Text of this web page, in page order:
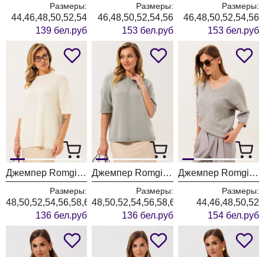
Размеры:
44,46,48,50,52,54
139 бел.руб
Размеры:
46,48,50,52,54,56
153 бел.руб
Размеры:
46,48,50,52,54,56
153 бел.руб
Джемпер Romgil РВ0465-ШЕ5 молочный
Размеры:
48,50,52,54,56,58,60
136 бел.руб
Джемпер Romgil РВ0465-ШЕ5 водопад
Размеры:
48,50,52,54,56,58,60
136 бел.руб
Джемпер Romgil РВ0464-ВИ5 серый меланж
Размеры:
44,46,48,50,52
154 бел.руб